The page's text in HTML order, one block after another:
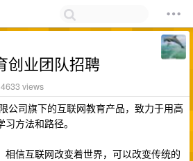
创业团队招聘
views
公司旗下的互联网教育产品，致力于用高
方法和路径。
相信互联网改变着世界，可以改变传统的